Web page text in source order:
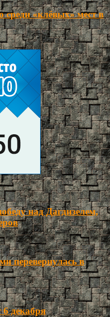
среди «клёвых» мест в
над Дагдизелем,
перевернулась в
6 декабря